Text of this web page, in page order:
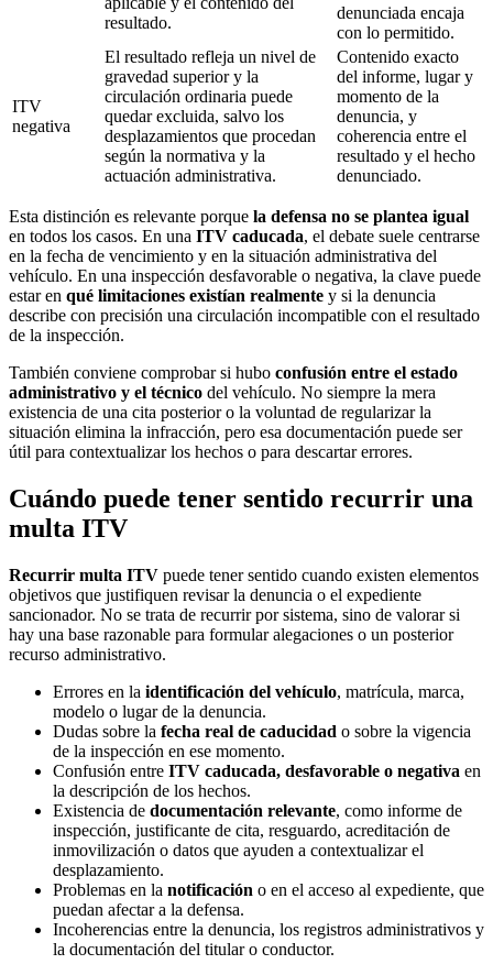
resultado.
denunciada encaja
con lo permitido.
ITV
negativa
El resultado refleja un nivel de
gravedad superior y la
circulación ordinaria puede
quedar excluida, salvo los
desplazamientos que procedan
según la normativa y la
actuación administrativa.
Contenido exacto
del informe, lugar y
momento de la
denuncia, y
coherencia entre el
resultado y el hecho
denunciado.
Esta distinción es relevante porque la defensa no se plantea igual
en todos los casos. En una ITV caducada, el debate suele centrarse
en la fecha de vencimiento y en la situación administrativa del
vehículo. En una inspección desfavorable o negativa, la clave puede
estar en qué limitaciones existían realmente y si la denuncia
describe con precisión una circulación incompatible con el resultado
de la inspección.
También conviene comprobar si hubo confusión entre el estado
administrativo y el técnico del vehículo. No siempre la mera
existencia de una cita posterior o la voluntad de regularizar la
situación elimina la infracción, pero esa documentación puede ser
útil para contextualizar los hechos o para descartar errores.
Cuándo puede tener sentido recurrir una
multa ITV
Recurrir multa ITV puede tener sentido cuando existen elementos
objetivos que justifiquen revisar la denuncia o el expediente
sancionador. No se trata de recurrir por sistema, sino de valorar si
hay una base razonable para formular alegaciones o un posterior
recurso administrativo.
Errores en la identificación del vehículo, matrícula, marca,
modelo o lugar de la denuncia.
Dudas sobre la fecha real de caducidad o sobre la vigencia
de la inspección en ese momento.
Confusión entre ITV caducada, desfavorable o negativa en
la descripción de los hechos.
Existencia de documentación relevante, como informe de
inspección, justificante de cita, resguardo, acreditación de
inmovilización o datos que ayuden a contextualizar el
desplazamiento.
Problemas en la notificación o en el acceso al expediente, que
puedan afectar a la defensa.
Incoherencias entre la denuncia, los registros administrativos y
la documentación del titular o conductor.